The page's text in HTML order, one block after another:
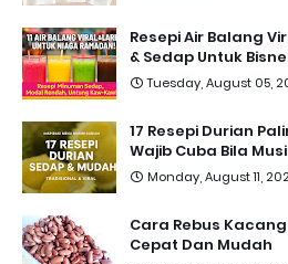
Resepi Air Balang
& Sedap Untuk
Tuesday, August 05,
17 Resepi Durian
Wajib Cuba Bila
Monday, August 11,
Cara Rebus
Cepat Dan Mudah